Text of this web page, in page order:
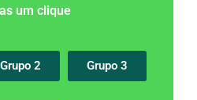
um clique
Grupo 2 Grupo 3